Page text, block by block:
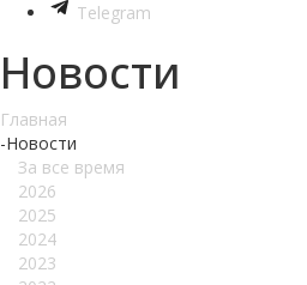
Telegram
Новости
Главная
-Новости
За все время
2026
2025
2024
2023